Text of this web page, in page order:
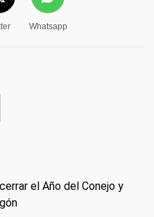
Whatsapp
el Año del Conejo y